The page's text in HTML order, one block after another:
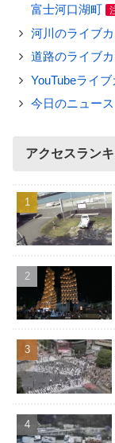
富士河口湖町
河川のライブ
道路のライブ
YouTubeライ
今日のニュース
アクセスラン